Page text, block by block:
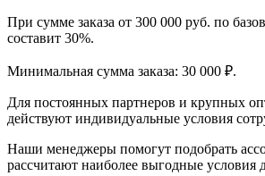
При сумме заказа от 300 000 руб. по
составит 30%.
Минимальная сумма заказа: 30 000 ₽.
Для постоянных партнеров и крупных
действуют индивидуальные условия
Наши менеджеры помогут подобрать
рассчитают наиболее выгодные условия